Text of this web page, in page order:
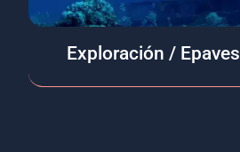
Exploración / Epaves